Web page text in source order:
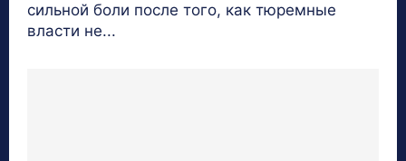
сильной боли после того, как тюремные
власти не...